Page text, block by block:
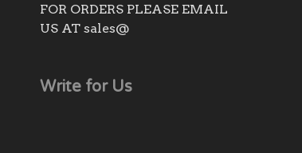
FOR ORDERS PLEASE EMAIL
US AT sales@
Write for Us